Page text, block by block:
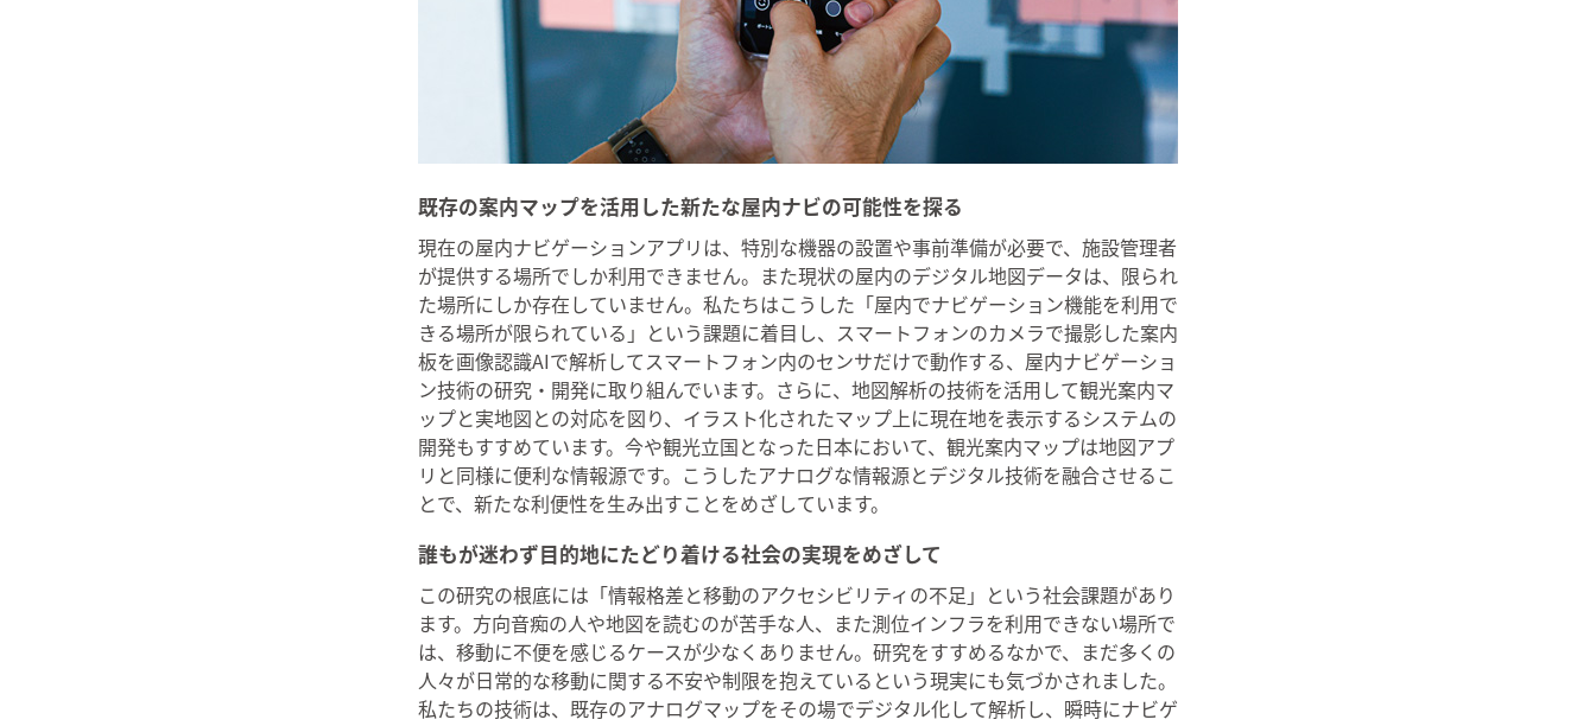
既存の案内マップを活用した新たな屋内ナビの可能性を探る
現在の屋内ナビゲーションアプリは、特別な機器の設置や事前準備が必要で、施設管理者
が提供する場所でしか利用できません。また現状の屋内のデジタル地図データは、限られ
た場所にしか存在していません。私たちはこうした「屋内でナビゲーション機能を利用で
きる場所が限られている」という課題に着目し、スマートフォンのカメラで撮影した案内
板を画像認識AIで解析してスマートフォン内のセンサだけで動作する、屋内ナビゲーショ
ン技術の研究・開発に取り組んでいます。さらに、地図解析の技術を活用して観光案内マ
ップと実地図との対応を図り、イラスト化されたマップ上に現在地を表示するシステムの
開発もすすめています。今や観光立国となった日本において、観光案内マップは地図アプ
リと同様に便利な情報源です。こうしたアナログな情報源とデジタル技術を融合させるこ
とで、新たな利便性を生み出すことをめざしています。
誰もが迷わず目的地にたどり着ける社会の実現をめざして
この研究の根底には「情報格差と移動のアクセシビリティの不足」という社会課題があり
ます。方向音痴の人や地図を読むのが苦手な人、また測位インフラを利用できない場所で
は、移動に不便を感じるケースが少なくありません。研究をすすめるなかで、まだ多くの
人々が日常的な移動に関する不安や制限を抱えているという現実にも気づかされました。
私たちの技術は、既存のアナログマップをその場でデジタル化して解析し、瞬時にナビゲ